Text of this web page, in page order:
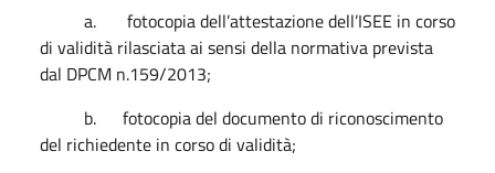
a. fotocopia dell’attestazione dell’ISEE in corso
di validità rilasciata ai sensi della normativa prevista
dal DPCM n.159/2013;
b. fotocopia del documento di riconoscimento
del richiedente in corso di validità;